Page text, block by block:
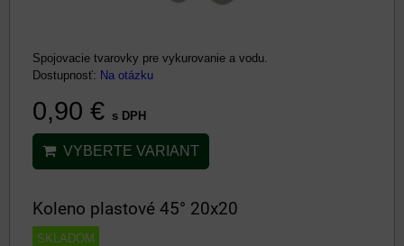
Spojovacie tvarovky pre vykurovanie a vodu.
Dostupnosť: Na otázku
0,90 € s DPH
VYBERTE VARIANT
Koleno plastové 45° 20x20
SKLADOM